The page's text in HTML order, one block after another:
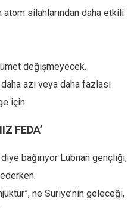
silahlarından daha etkili
değişmeyecek.
azı veya daha fazlası
için.
FEDA’
bağırıyor Lübnan gençliği,
ne Suriye’nin geleceği,